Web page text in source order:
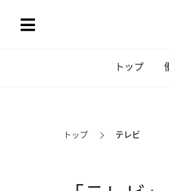
トップ
トップ テレビ